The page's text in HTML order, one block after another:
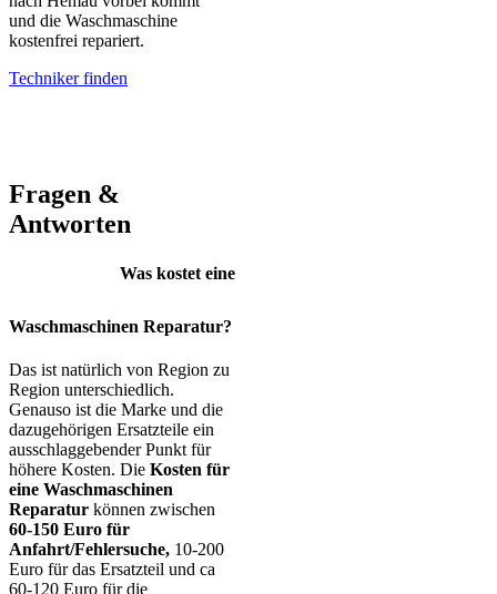
und die Waschmaschine
kostenfrei repariert.
Techniker finden
Fragen &
Antworten
Was kostet eine
Waschmaschinen Reparatur?
Das ist natürlich von Region zu
Region unterschiedlich.
Genauso ist die Marke und die
dazugehörigen Ersatzteile ein
ausschlaggebender Punkt für
höhere Kosten. Die Kosten für
eine Waschmaschinen
Reparatur können zwischen
60-150 Euro für
Anfahrt/Fehlersuche, 10-200
Euro für das Ersatzteil und ca
60-120 Euro für die